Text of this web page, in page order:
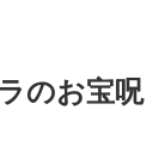
のお宝呪